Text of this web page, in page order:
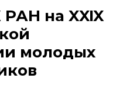
на XXIX
молодых